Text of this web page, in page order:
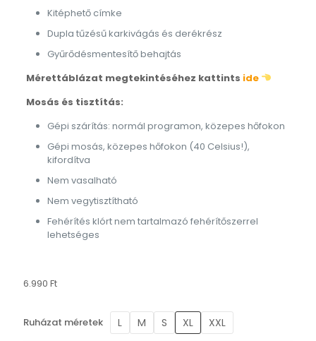
Kitéphető címke
Dupla tűzésű karkivágás és derékrész
Gyűrődésmentesítő behajtás
Mérettáblázat megtekintéséhez kattints ide
Mosás és tisztítás:
Gépi szárítás: normál programon, közepes hőfokon
Gépi mosás, közepes hőfokon (40 Celsius!),
kifordítva
Nem vasalható
Nem vegytisztítható
Fehérítés klórt nem tartalmazó fehérítőszerrel
lehetséges
6.990 Ft
Ruházat méretek L M S XL XXL